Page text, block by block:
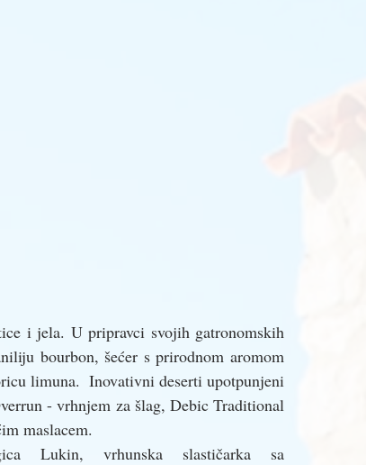
i jela. U pripravci svojih gatronomskih
bourbon, šećer s prirodnom aromom
limuna.  Inovativni deserti upotpunjeni
- vrhnjem za šlag, Debic Traditional
maslacem.
Lukin, vrhunska slastičarka sa